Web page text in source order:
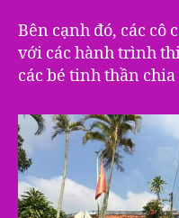
Bên cạnh đó, các cô
với các hành trình
các bé tinh thần